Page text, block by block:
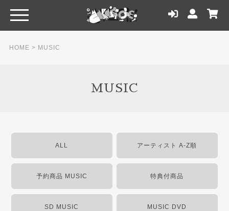
HOME > MUSIC
MUSIC
ALL アーティスト A-Z順
予約商品 MUSIC 特典付商品
SD MUSIC MUSIC DVD